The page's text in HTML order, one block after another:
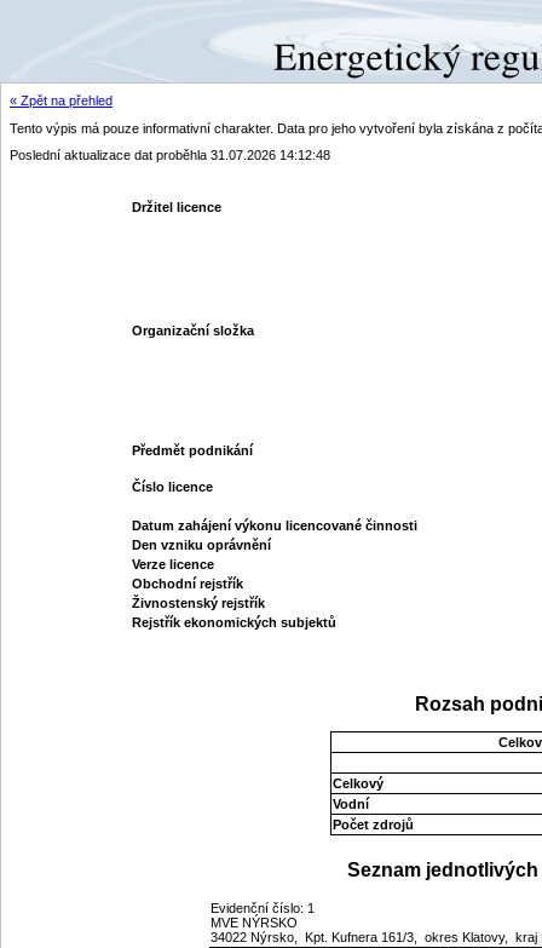
« Zpět na přehled
Tento výpis má pouze informativní charakter. Data pro jeho vytvoření byla získána z
Poslední aktualizace dat proběhla 31.07.2026 14:12:48
Držitel licence
Organizační složka
Předmět podnikání
Číslo licence
Datum zahájení výkonu licencované činnosti
Den vzniku oprávnění
Verze licence
Obchodní rejstřík
Živnostenský rejstřík
Rejstřík ekonomických subjektů
Rozsah
Celkový
Vodní
Počet zdrojů
Seznam
Evidenční číslo: 1
MVE NÝRSKO
34022 Nýrsko, Kpt. Kufnera 161/3, okres Klatovy,